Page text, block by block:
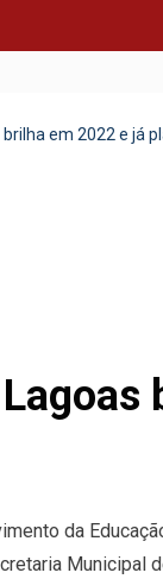
em 2022 e já
da
Municipal